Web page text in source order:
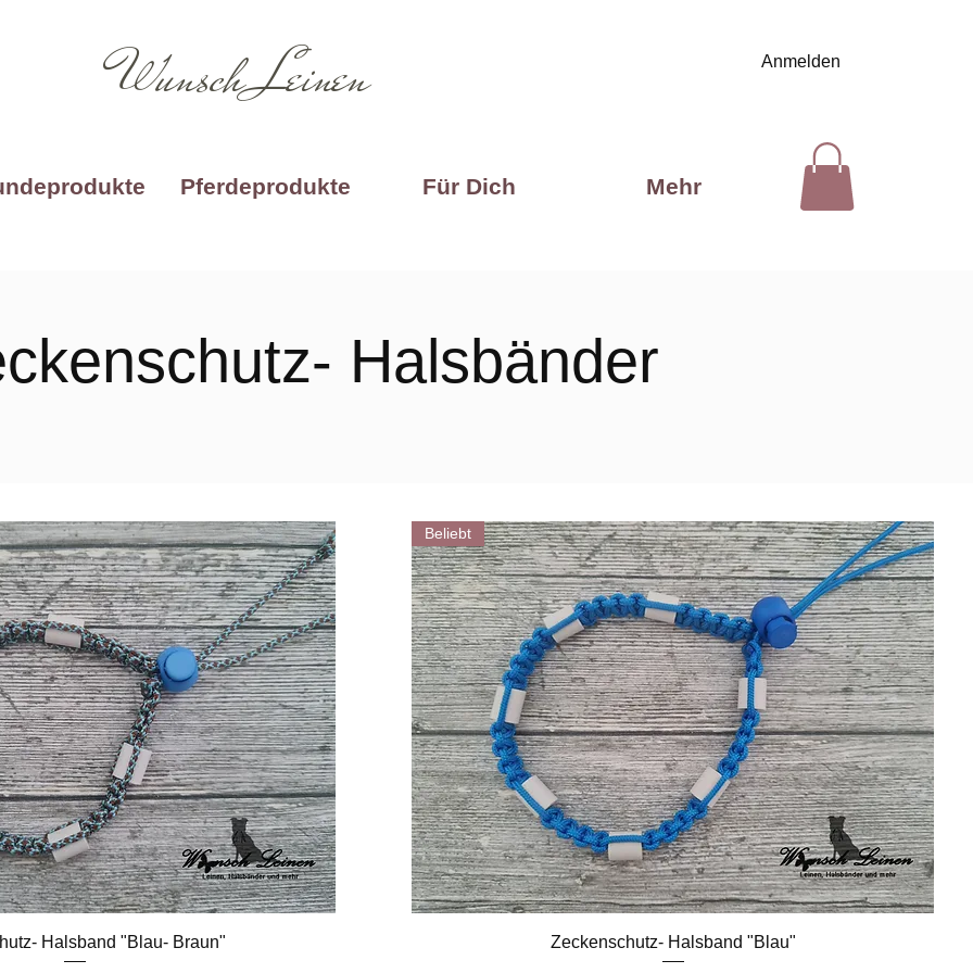
Wunsch Leinen
Pferdeprodukte Für Dich Mehr
Anmelden
Halsbänder
Schnellansicht
Halsband "Blau- Braun" Schnellansicht
Beliebt
Zeckenschutz- Halsband "Blau"